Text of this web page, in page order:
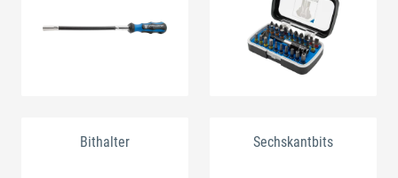
Bithalter Sechskantbits